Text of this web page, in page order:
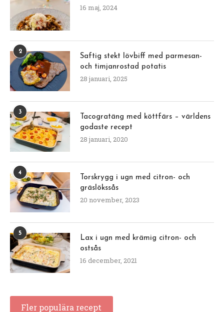
16 maj, 2024
2
Saftig stekt lövbiff med parmesan-
och timjanrostad potatis
28 januari, 2025
3
Tacogratäng med köttfärs – världens
godaste recept
28 januari, 2020
4
Torskrygg i ugn med citron- och
gräslökssås
20 november, 2023
5
Lax i ugn med krämig citron- och
ostsås
16 december, 2021
Fler populära recept